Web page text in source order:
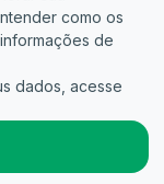
Termos
como os
de
dados, acesse